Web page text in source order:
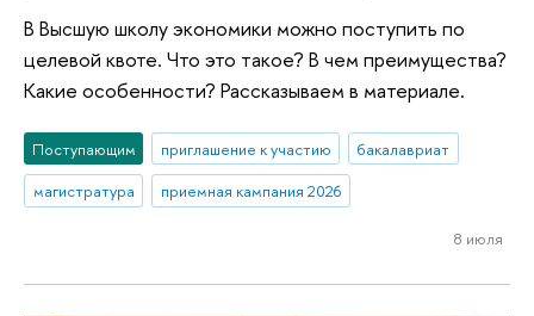
В Высшую школу экономики можно поступить по
целевой квоте. Что это такое? В чем преимущества?
Какие особенности? Рассказываем в материале.
Поступающим приглашение к участию
бакалавриат
магистратура
приемная кампания 2026
8 июля